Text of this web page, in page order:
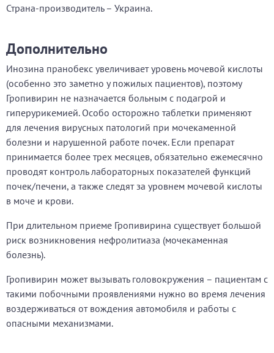
Страна-производитель – Украина.
Дополнительно
Инозина пранобекс увеличивает уровень мочевой кислоты
(особенно это заметно у пожилых пациентов), поэтому
Гропивирин не назначается больным с подагрой и
гиперурикемией. Особо осторожно таблетки применяют
для лечения вирусных патологий при мочекаменной
болезни и нарушенной работе почек. Если препарат
принимается более трех месяцев, обязательно ежемесячно
проводят контроль лабораторных показателей функций
почек/печени, а также следят за уровнем мочевой кислоты
в моче и крови.
При длительном приеме Гропивирина существует большой
риск возникновения нефролитиаза (мочекаменная
болезнь).
Гропивирин может вызывать головокружения – пациентам с
такими побочными проявлениями нужно во время лечения
воздерживаться от вождения автомобиля и работы с
опасными механизмами.